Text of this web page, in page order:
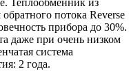
Теплообменник из
потока Reverse
прибора до 30%.
даже при очень низком
система
2 года.